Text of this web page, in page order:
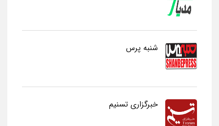
شنبه پرس
خبرگزاری تسنیم